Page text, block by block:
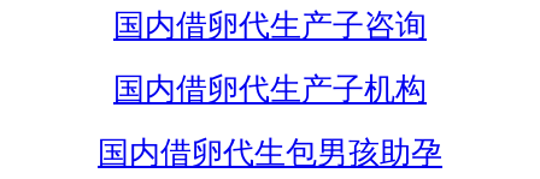
国内借卵代生产子咨询
国内借卵代生产子机构
国内借卵代生包男孩助孕